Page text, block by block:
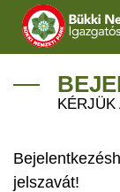
VÍZVÉDELEM
KÉRJÜK
jelszavát!